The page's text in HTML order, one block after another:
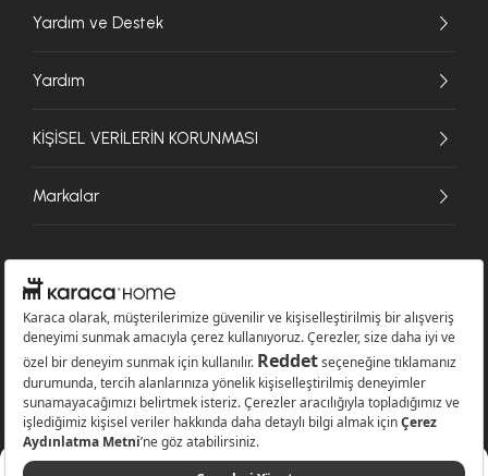
Yardım ve Destek
Yardım
KİŞİSEL VERİLERİN KORUNMASI
Markalar
© 2026 Karaca Home Collection Tekstil Sanayi ve Ticaret A.Ş. - Tüm hakları
saklıdır.